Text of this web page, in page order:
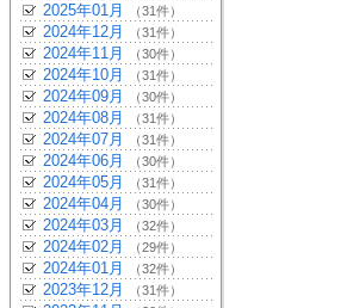
2025年01月 （31件）
2024年12月 （31件）
2024年11月 （30件）
2024年10月 （31件）
2024年09月 （30件）
2024年08月 （31件）
2024年07月 （31件）
2024年06月 （30件）
2024年05月 （31件）
2024年04月 （30件）
2024年03月 （32件）
2024年02月 （29件）
2024年01月 （32件）
2023年12月 （31件）